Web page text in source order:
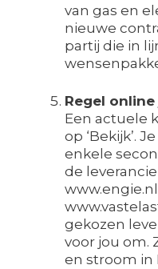
van gas en
nieuwe
partij die in
Regel
Een actuele
op ‘Bekijk’.
enkele
de
gekozen
voor jou om.
en stroom in